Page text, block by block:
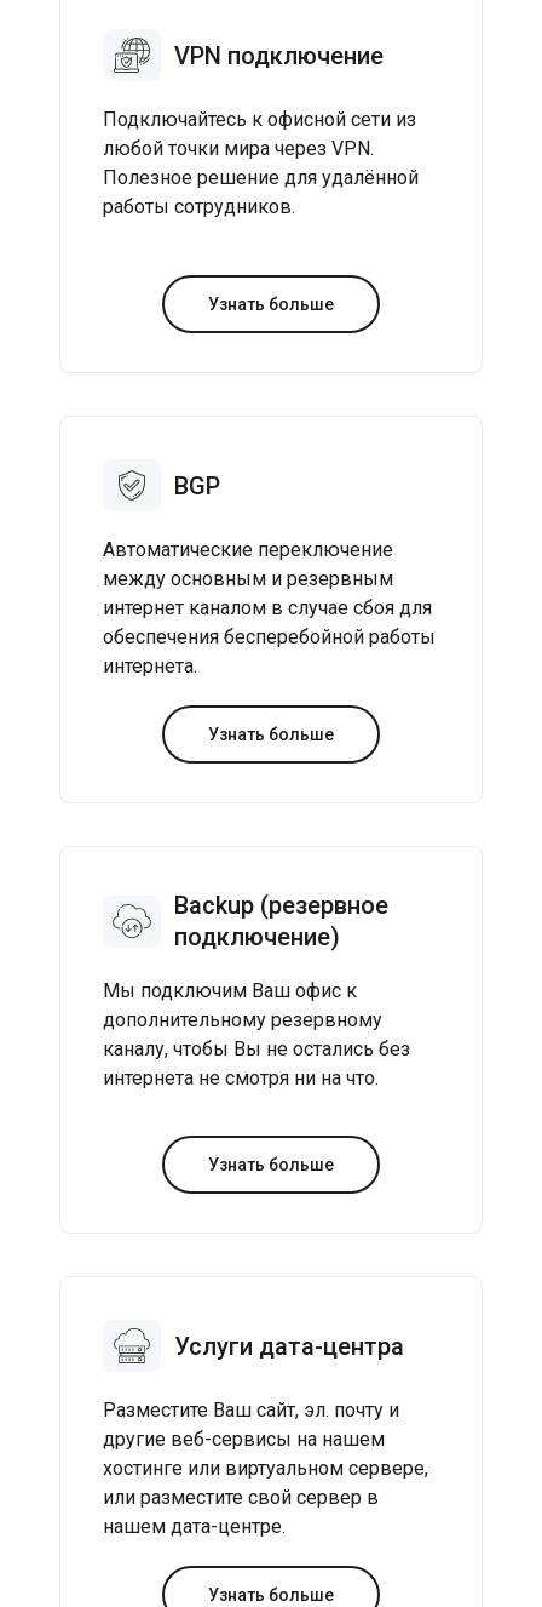
VPN подключение
Подключайтесь к офисной сети из
любой точки мира через VPN.
Полезное решение для удалённой
работы сотрудников.
Узнать больше
BGP
Автоматические переключение
между основным и резервным
интернет каналом в случае сбоя для
обеспечения бесперебойной работы
интернета.
Узнать больше
Backup (резервное
подключение)
Мы подключим Ваш офис к
дополнительному резервному
каналу, чтобы Вы не остались без
интернета не смотря ни на что.
Узнать больше
Услуги дата-центра
Разместите Ваш сайт, эл. почту и
другие веб-сервисы на нашем
хостинге или виртуальном сервере,
или разместите свой сервер в
нашем дата-центре.
Узнать больше